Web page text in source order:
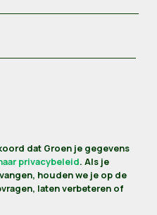
dat Groen je gegevens
privacybeleid. Als je
houden we je op de
laten verbeteren of